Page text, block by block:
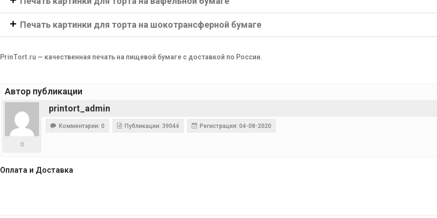
Печать картинки для торта на шокотрансферной бумаге
PrinTort.ru — качественная печать на пищевой бумаге с доставкой по России.
Автор публикации
printort_admin
0
Комментарии: 0 Публикации: 39044 Регистрация: 04-08-2020
Оплата и Доставка